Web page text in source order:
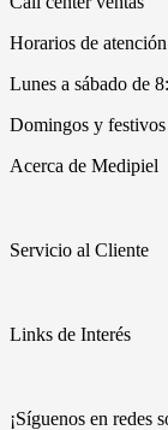
Horarios de
Lunes a sábado de
Domingos y
Acerca de Medipiel
Servicio al Cliente
Links de Interés
¡Síguenos en redes